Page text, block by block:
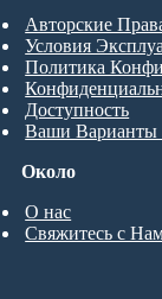
Около
О нас
Свяжитесь с
Авторские
Условия
Политика
Доступность
Ваши Варианты